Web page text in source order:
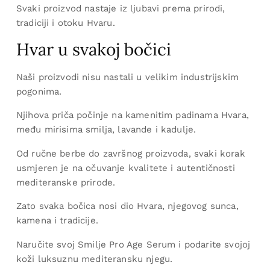
Svaki proizvod nastaje iz ljubavi prema prirodi,
tradiciji i otoku Hvaru.
Hvar u svakoj bočici
Naši proizvodi nisu nastali u velikim industrijskim
pogonima.
Njihova priča počinje na kamenitim padinama Hvara,
među mirisima smilja, lavande i kadulje.
Od ručne berbe do završnog proizvoda, svaki korak
usmjeren je na očuvanje kvalitete i autentičnosti
mediteranske prirode.
Zato svaka bočica nosi dio Hvara, njegovog sunca,
kamena i tradicije.
Naručite svoj Smilje Pro Age Serum i podarite svojoj
koži luksuznu mediteransku njegu.